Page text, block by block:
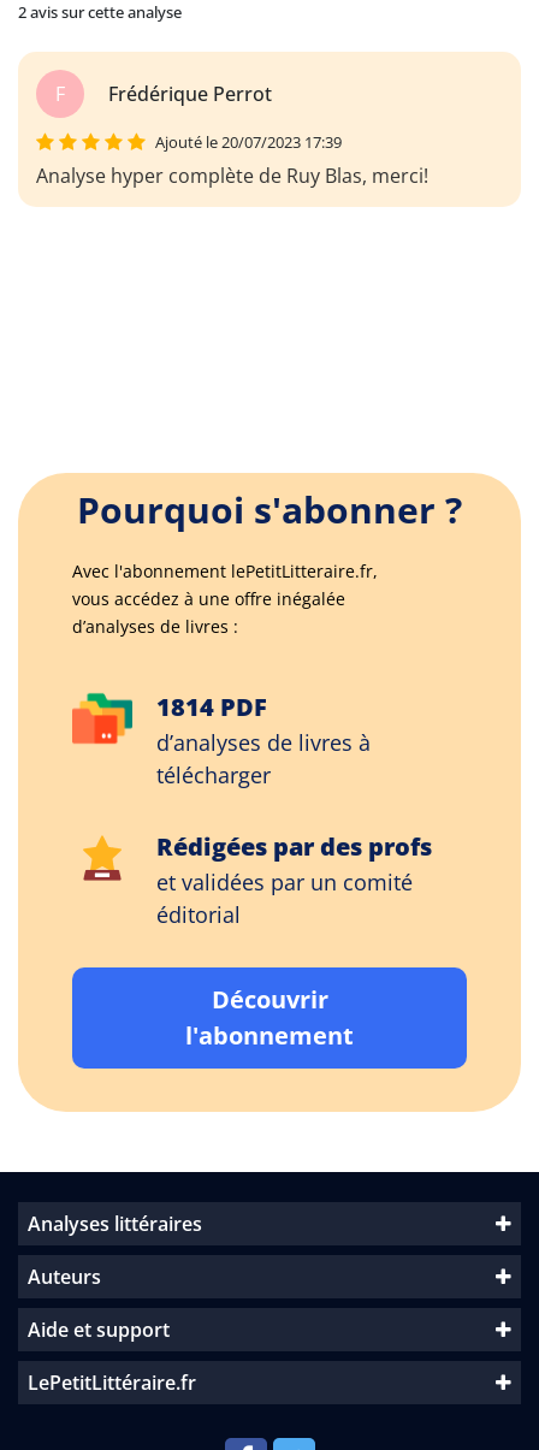
2 avis sur cette analyse
F Frédérique Perrot
Ajouté le 20/07/2023 17:39
Analyse hyper complète de Ruy Blas, merci!
Pourquoi s'abonner ?
Avec l'abonnement lePetitLitteraire.fr,
vous accédez à une offre inégalée
d’analyses de livres :
1814 PDF
d’analyses de livres à
télécharger
Rédigées par des profs
et validées par un comité
éditorial
Découvrir
l'abonnement
Analyses littéraires
Auteurs
Aide et support
LePetitLittéraire.fr